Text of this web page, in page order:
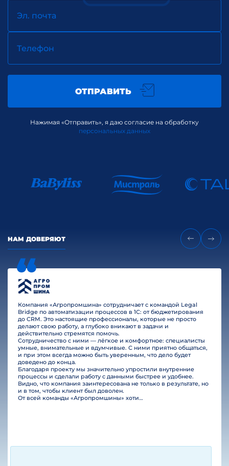
Эл. почта
Телефон
ОТПРАВИТЬ
Нажимая «Отправить», я даю согласие на обработку
персональных данных
НАМ ДОВЕРЯЮТ
Компания «Агропромшина» сотрудничает с командой Legal
Bridge по автоматизации процессов в 1С: от бюджетирования
до CRM. Это настоящие профессионалы, которые не просто
делают свою работу, а глубоко вникают в задачи и
действительно стремятся помочь.
Сотрудничество с ними — лёгкое и комфортное: специалисты
умные, внимательные и вдумчивые. С ними приятно общаться,
и при этом всегда можно быть уверенным, что дело будет
доведено до конца.
Благодаря проекту мы значительно упростили внутренние
процессы и сделали работу с данными быстрее и удобнее.
Видно, что компания заинтересована не только в результате, но
и в том, чтобы клиент был доволен.
От всей команды «Агропромшины» хотим поблагодарить специалистов Legal Bridge за отличную работу и человеческое отношение.…